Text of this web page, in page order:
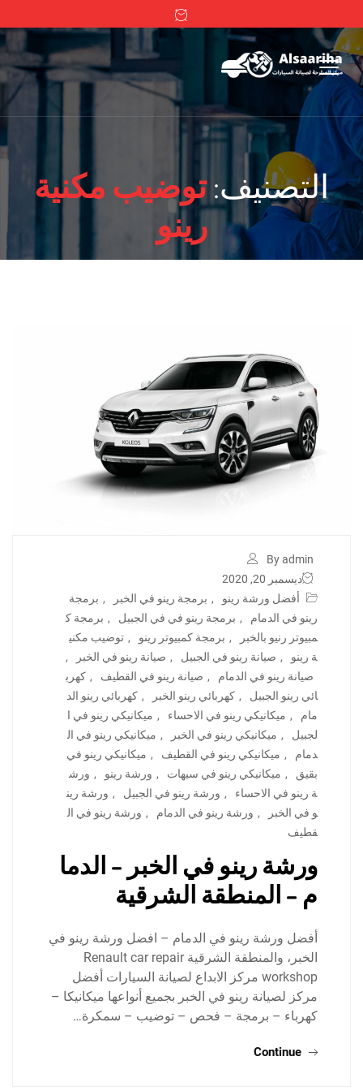
التصنيف:توضيب مكنية
رينو
By admin
ديسمبر 20, 2020
أفضل ورشة رينو
, برمجة رينو في الخبر , برمجة
رينو في الدمام
, برمجة رينو في في الجبيل , برمجة ك
مبيوتر رنيو بالخبر
, برمجة كمبيوتر رينو , توضيب مكني
ة رينو
, صيانة رينو في الجبيل , صيانة رينو في الخبر
,
صيانة رينو في الدمام
, صيانة رينو في القطيف , كهرب
ائي رينو الجبيل
, كهربائي رينو الخبر , كهربائي رينو الد
مام
, ميكانيكي رينو في الاحساء , ميكانيكي رينو في ا
لجبيل
, ميكانيكي رينو في الخبر , ميكانيكي رينو في ال
دمام
, ميكانيكي رينو في القطيف , ميكانيكي رينو في
بقيق
, ميكانيكي رينو في سيهات , ورشة رينو , ورش
ة رينو في الاحساء
, ورشة رينو في الجبيل , ورشة رين
و في الخبر
, ورشة رينو في الدمام , ورشة رينو في ال
قطيف
ورشة رينو في الخبر – الدما
م – المنطقة الشرقية
أفضل ورشة رينو في الدمام – افضل ورشة رينو في
الخبر، والمنطقة الشرقية Renault car repair
workshop مركز الابداع لصيانة السيارات أفضل
مركز لصيانة رينو في الخبر بجميع أنواعها ميكانيكا –
كهرباء – برمجة – فحص – توضيب – سمكرة…
Continue